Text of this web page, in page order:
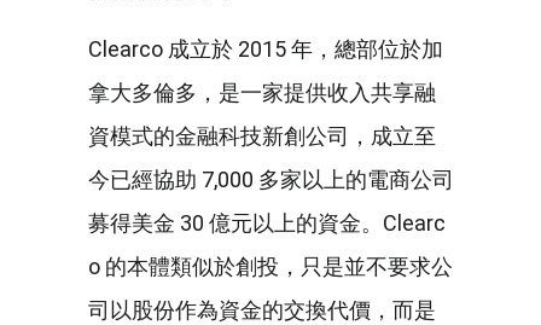
Clearco 成立於 2015 年，總部位於加
拿大多倫多，是一家提供收入共享融
資模式的金融科技新創公司，成立至
今已經協助 7,000 多家以上的電商公司
募得美金 30 億元以上的資金。Clearc
o 的本體類似於創投，只是並不要求公
司以股份作為資金的交換代價，而是